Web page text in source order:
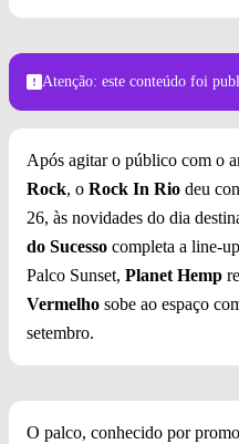
Atenção: este conteúdo foi
Após agitar o público com o
Rock, o Rock In Rio deu
26, às novidades do dia
do Sucesso completa a line-
Palco Sunset, Planet Hemp
Vermelho sobe ao espaço
setembro.
O palco, conhecido por